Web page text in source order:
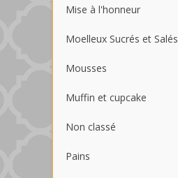
Mise à l'honneur
Moelleux Sucrés et Salés
Mousses
Muffin et cupcake
Non classé
Pains